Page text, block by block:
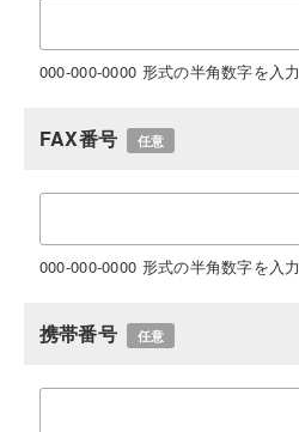
000-000-0000 形式の半角数字を入力
FAX番号 任意
000-000-0000 形式の半角数字を入力
携帯番号 任意